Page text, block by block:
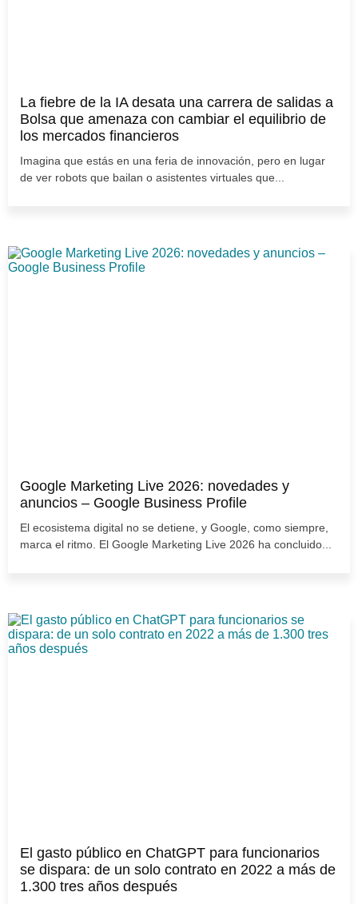
La fiebre de la IA desata una carrera de salidas a
Bolsa que amenaza con cambiar el equilibrio de
los mercados financieros
Imagina que estás en una feria de innovación, pero en lugar
de ver robots que bailan o asistentes virtuales que...
Google Marketing Live 2026: novedades y
anuncios – Google Business Profile
El ecosistema digital no se detiene, y Google, como siempre,
marca el ritmo. El Google Marketing Live 2026 ha concluido...
El gasto público en ChatGPT para funcionarios
se dispara: de un solo contrato en 2022 a más de
1.300 tres años después